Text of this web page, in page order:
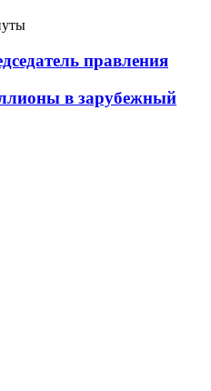
правления
в зарубежный